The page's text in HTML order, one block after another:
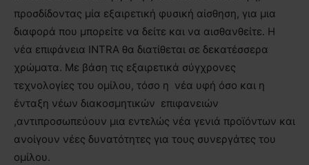
προσδίδοντας μία εξαιρετική φυσική αίσθηση, για μια
διαφορά που μπορείτε να δείτε και να αισθανθείτε. Η
νέα επιφάνεια INTRA θα διατίθεται σε δεκατέσσερα
χρώματα. Με βάση τις εξαιρετικά σύγχρονες
τεχνολογίες του ομίλου, τόσο η νέα υφή όσο και η
ένταξη νέων διακοσμητικών επιφανειών
,αντιπροσωπεύουν μια εντελώς νέα γενιά προϊόντων και
ανοίγουν νέες δυνατότητες για τους συνεργάτες του
ομίλου.